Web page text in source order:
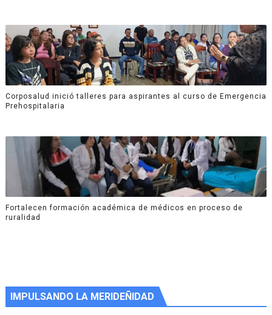
Corposalud inició talleres para aspirantes al curso de Emergencia
Prehospitalaria
Fortalecen formación académica de médicos en proceso de
ruralidad
IMPULSANDO LA MERIDEÑIDAD